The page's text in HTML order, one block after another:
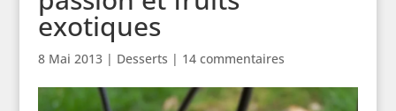
exotiques
8 Mai 2013| Desserts | 14 commentaires